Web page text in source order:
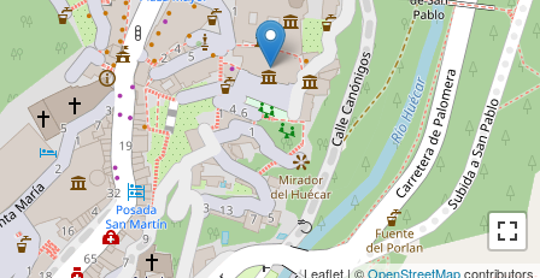
Leaflet | ©OpenStreetMapcontributors